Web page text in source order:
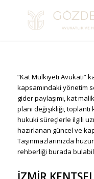
“Kat Mülkiyeti Avukatı”
kapsamındaki yönetim
gider paylaşımı, kat
planı değişikliği,
hukuki süreçlerle ilgili
hazırlanan güncel ve
Taşınmazlarınızda
rehberliği burada